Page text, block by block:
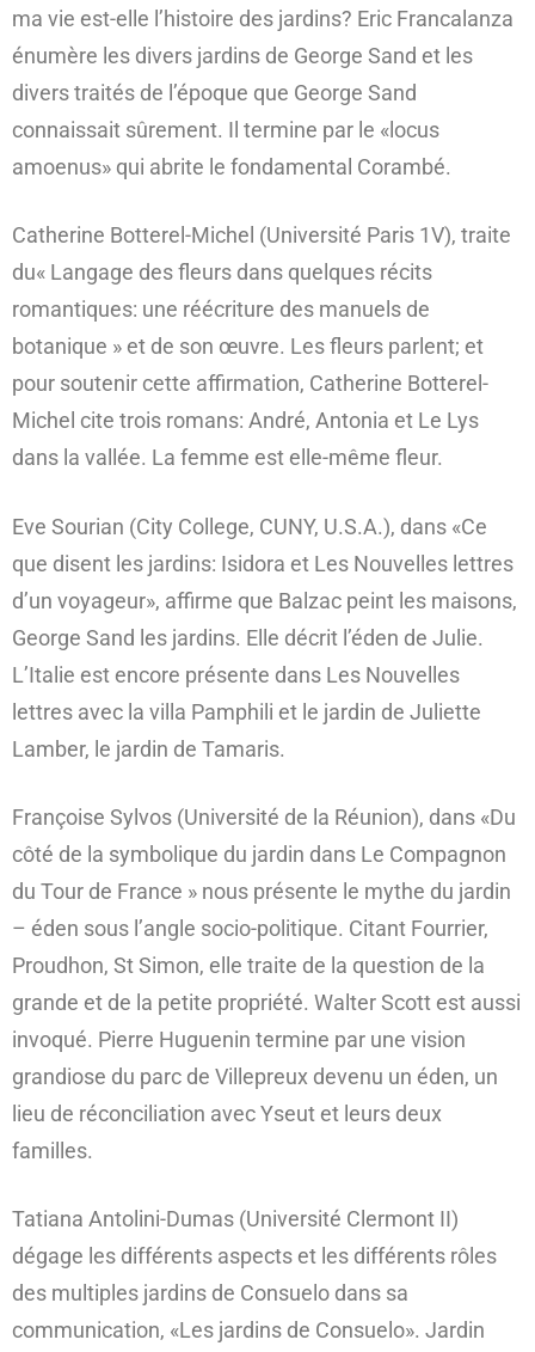
ma vie est-elle l’histoire des jardins? Eric Francalanza
énumère les divers jardins de George Sand et les
divers traités de l’époque que George Sand
connaissait sûrement. Il termine par le «locus
amoenus» qui abrite le fondamental Corambé.
Catherine Botterel-Michel (Université Paris 1V), traite
du« Langage des fleurs dans quelques récits
romantiques: une réécriture des manuels de
botanique » et de son œuvre. Les fleurs parlent; et
pour soutenir cette affirmation, Catherine Botterel-
Michel cite trois romans: André, Antonia et Le Lys
dans la vallée. La femme est elle-même fleur.
Eve Sourian (City College, CUNY, U.S.A.), dans «Ce
que disent les jardins: Isidora et Les Nouvelles lettres
d’un voyageur», affirme que Balzac peint les maisons,
George Sand les jardins. Elle décrit l’éden de Julie.
L’Italie est encore présente dans Les Nouvelles
lettres avec la villa Pamphili et le jardin de Juliette
Lamber, le jardin de Tamaris.
Françoise Sylvos (Université de la Réunion), dans «Du
côté de la symbolique du jardin dans Le Compagnon
du Tour de France » nous présente le mythe du jardin
– éden sous l’angle socio-politique. Citant Fourrier,
Proudhon, St Simon, elle traite de la question de la
grande et de la petite propriété. Walter Scott est aussi
invoqué. Pierre Huguenin termine par une vision
grandiose du parc de Villepreux devenu un éden, un
lieu de réconciliation avec Yseut et leurs deux
familles.
Tatiana Antolini-Dumas (Université Clermont II)
dégage les différents aspects et les différents rôles
des multiples jardins de Consuelo dans sa
communication, «Les jardins de Consuelo». Jardin